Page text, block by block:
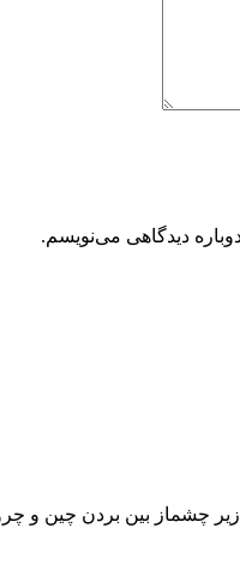
دیدگاهی می‌نویسم.
چشماز بین بردن چین